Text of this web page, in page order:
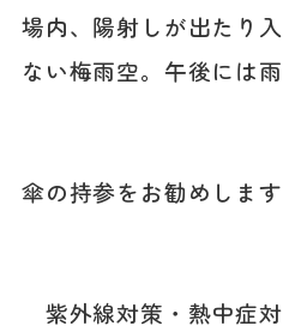
場内、陽射しが出たり
ない梅雨空。午後には
傘の持参をお勧めします
紫外線対策・熱中症対